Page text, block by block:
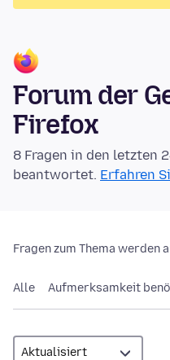
Forum der
Firefox
8 Fragen in den letzten
beantwortet. Erfahren
Fragen zum Thema werden
Alle Aufmerksamkeit